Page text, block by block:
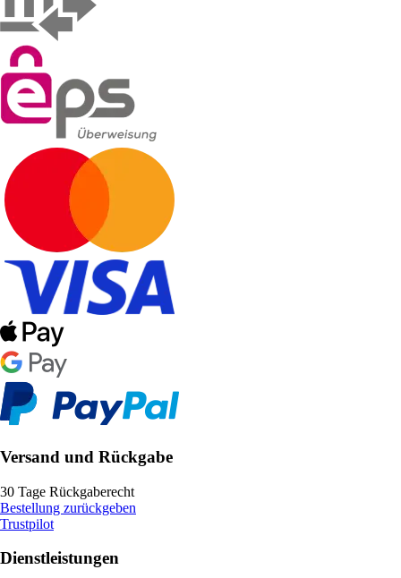
Versand und Rückgabe
30 Tage Rückgaberecht
Bestellung zurückgeben
Trustpilot
Dienstleistungen